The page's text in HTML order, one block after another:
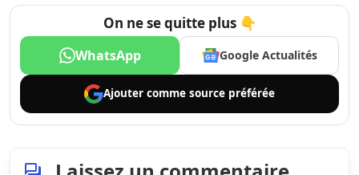
On ne se quitte plus 👇
WhatsApp Google Actualités
Ajouter comme source préférée